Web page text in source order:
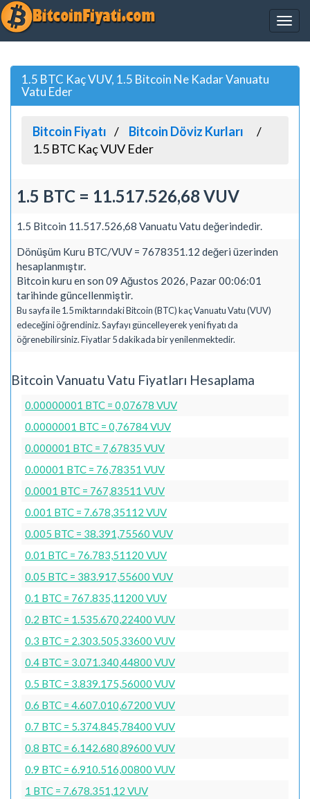
1.5 BTC Kaç VUV, 1.5 Bitcoin Ne Kadar Vanuatu
Vatu Eder
Bitcoin Fiyatı
Bitcoin Döviz Kurları
1.5 BTC Kaç VUV Eder
1.5 BTC = 11.517.526,68 VUV
1.5 Bitcoin 11.517.526,68 Vanuatu Vatu değerindedir.
Dönüşüm Kuru BTC/VUV = 7678351.12 değeri üzerinden
hesaplanmıştır.
Bitcoin kuru en son 09 Ağustos 2026, Pazar 00:06:01
tarihinde güncellenmiştir.
Bu sayfa ile 1.5 miktarındaki Bitcoin (BTC) kaç Vanuatu Vatu (VUV)
edeceğini öğrendiniz. Sayfayı güncelleyerek yeni fiyatı da
öğrenebilirsiniz. Fiyatlar 5 dakikada bir yenilenmektedir.
Bitcoin Vanuatu Vatu Fiyatları Hesaplama
0.00000001 BTC = 0,07678 VUV
0.0000001 BTC = 0,76784 VUV
0.000001 BTC = 7,67835 VUV
0.00001 BTC = 76,78351 VUV
0.0001 BTC = 767,83511 VUV
0.001 BTC = 7.678,35112 VUV
0.005 BTC = 38.391,75560 VUV
0.01 BTC = 76.783,51120 VUV
0.05 BTC = 383.917,55600 VUV
0.1 BTC = 767.835,11200 VUV
0.2 BTC = 1.535.670,22400 VUV
0.3 BTC = 2.303.505,33600 VUV
0.4 BTC = 3.071.340,44800 VUV
0.5 BTC = 3.839.175,56000 VUV
0.6 BTC = 4.607.010,67200 VUV
0.7 BTC = 5.374.845,78400 VUV
0.8 BTC = 6.142.680,89600 VUV
0.9 BTC = 6.910.516,00800 VUV
1 BTC = 7.678.351,12 VUV